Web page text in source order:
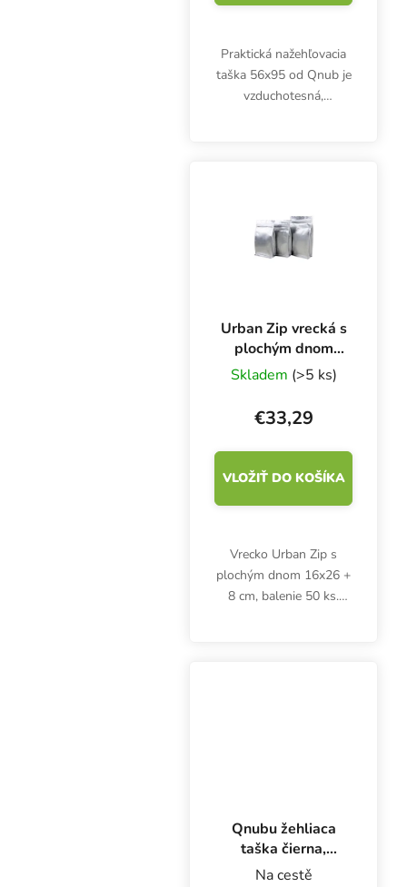
Praktická nažehľovacia
taška 56x95 od Qnub je
vzduchotesná,
a má dlhú životnosť.
Urban Zip vrecká s
plochým dnom
16x26 + 8 cm,
balenie 50 ks
Skladem (>5 ks)
€33,29
VLOŽIŤ DO KOŠÍKA
Vrecko Urban Zip s
plochým dnom 16x26 +
8 cm, balenie 50 ks.
Qnubu žehliaca
taška čierna,
450x600 mm
Na cestě